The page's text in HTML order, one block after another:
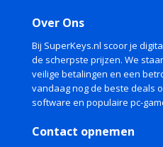
Over Ons
Bij SuperKeys.nl scoor je
de scherpste prijzen. We
veilige betalingen en een
vandaag nog de beste deals
software en populaire pc-
Contact opnemen